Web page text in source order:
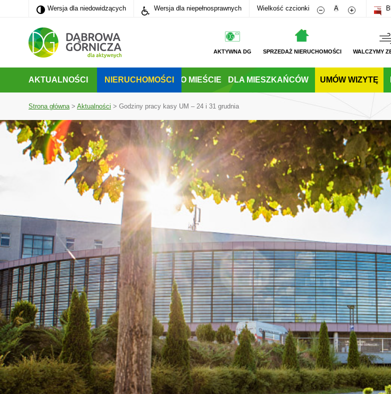
PRZEJDŹ DO MENU GŁÓWNEGO
PRZEJDŹ DO WYSZUKIWARKI
PRZEJDŹ DO TREŚCI
Wersja dla niedowidzących
Wersja dla niedowidzących Wersja dla niepełnosprawnych Wielkość czcionki Zmniejsz rozmiar
A Zwiększ
AKTYWNA DG SPRZEDAŻ NIERUCHOMOŚCI WALCZYMY
AKTUALNOŚCI NIERUCHOMOŚCI O MIEŚCIE DLA MIESZKAŃCÓW UMÓW WIZYTĘ
Strona główna> Aktualności > Godziny pracy kasy UM – 24 i 31 grudnia